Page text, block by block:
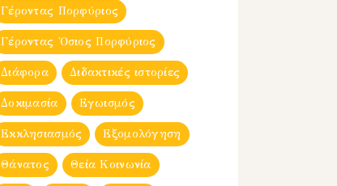
Γέροντας Πορφύριος
Γέροντας Ὀσιος Πορφύριος
Διάφορα Διδακτικές ιστορίες
Δοκιμασία Εγωισμός
Εκκλησιασμός Εξομολόγηση
Θάνατος Θεία Κοινωνία